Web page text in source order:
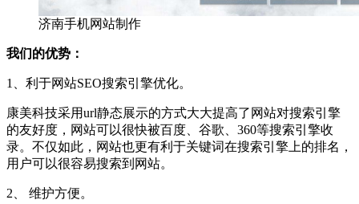
济南手机网站制作
我们的优势：
1、利于网站SEO搜索引擎优化。
康美科技采用url静态展示的方式大大提高了网站对搜索引擎
的友好度，网站可以很快被百度、谷歌、360等搜索引擎收
录。不仅如此，网站也更有利于关键词在搜索引擎上的排名，
用户可以很容易搜索到网站。
2、 维护方便。